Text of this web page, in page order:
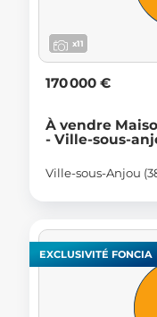
x11
170 000 €
À vendre
- Ville-sous-
Ville-sous-Anjou
EXCLUSIVITÉ FONCIA